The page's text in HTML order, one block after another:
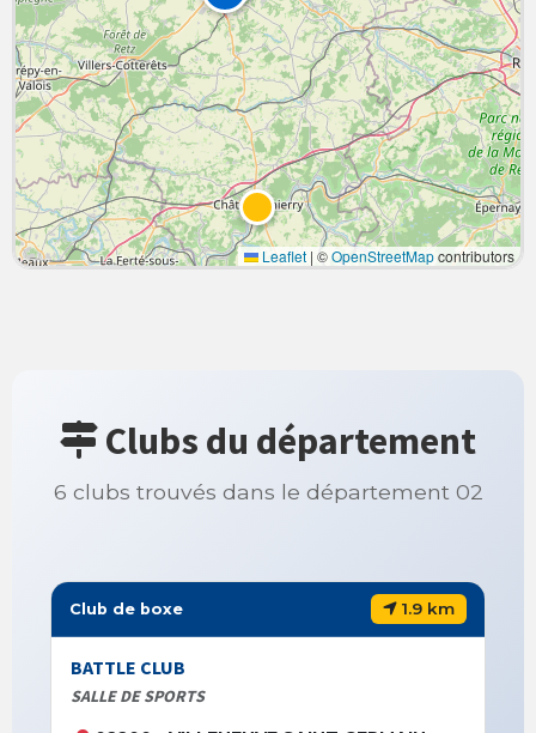
Leaflet | ©OpenStreetMapcontributors
Clubs du département
6 clubs trouvés dans le département 02
Club de boxe 1.9 km
BATTLE CLUB
SALLE DE SPORTS